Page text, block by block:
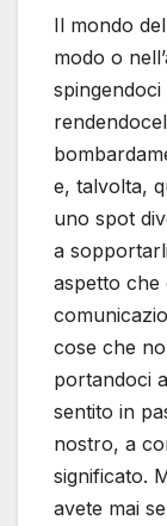
Il mondo
modo o
spingendoci
e, talvolta,
uno spot
a
aspetto che
cose che
portandoci
sentito in
nostro, a
significato.
avete mai